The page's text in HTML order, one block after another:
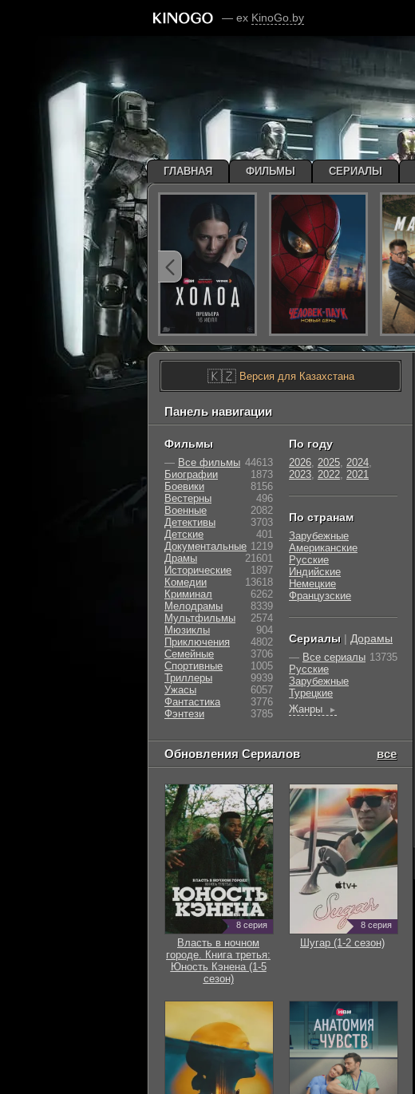
— ex KinoGo.by
🇰🇿Версия для Казахстана
Панель навигации
Фильмы
— Все фильмы 44613
Биографии
1873
Боевики
8156
Вестерны
496
Военные
2082
Детективы
3703
Детские
401
Документальные 1219
Драмы
21601
Исторические
1897
Комедии
13618
Криминал
6262
Мелодрамы
8339
Мультфильмы
2574
Мюзиклы
904
Приключения
4802
Семейные
3706
Cпортивные
1005
Триллеры
9939
Ужасы
6057
Фантастика
3776
Фэнтези
3785
По году
2026, 2025, 2024,
2023, 2022, 2021
По странам
Зарубежные
Американские
Русские
Индийские
Немецкие
Французские
Сериалы | Дорамы
— Все сериалы 13735
Русские
Зарубежные
Турецкие
Жанры
►
Обновления Сериалов все
8 серия
Власть в ночном
городе. Книга третья:
Юность Кэнена (1-5
сезон)
8 серия
Шугар (1-2 сезон)
ГЛАВНАЯ ФИЛЬМЫ СЕРИАЛЫ